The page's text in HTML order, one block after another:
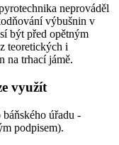
neprováděl
výbušnin v
být před opětným
teoretických i
na trhací jámě.
využít
úřadu -
podpisem).